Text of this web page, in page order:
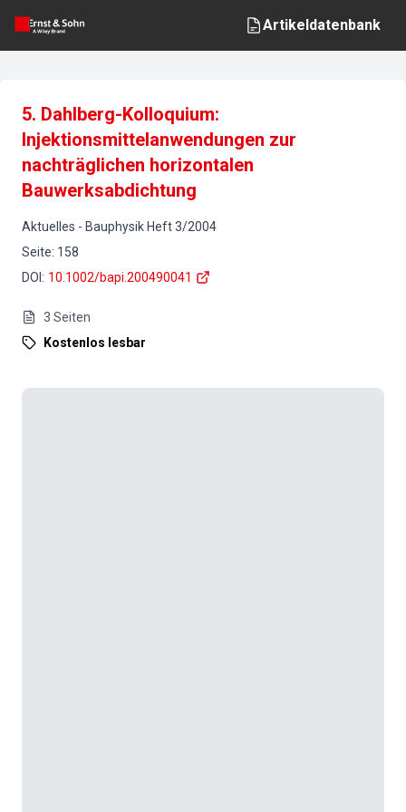
Artikeldatenbank
5. Dahlberg-Kolloquium:
Injektionsmittelanwendungen zur
nachträglichen horizontalen
Bauwerksabdichtung
Aktuelles - Bauphysik Heft3/2004
Seite: 158
DOI : 10.1002/bapi.200490041
3 Seiten
Kostenlos lesbar